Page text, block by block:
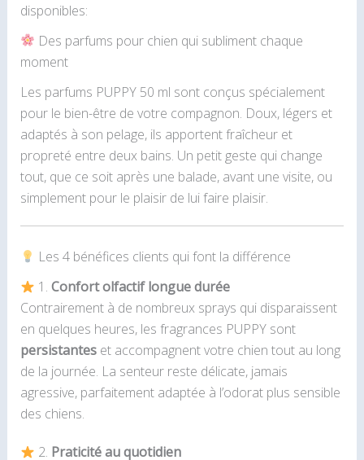
disponibles:
Des parfums pour chien qui subliment chaque
moment
Les parfums PUPPY 50 ml sont conçus spécialement
pour le bien-être de votre compagnon. Doux, légers et
adaptés à son pelage, ils apportent fraîcheur et
propreté entre deux bains. Un petit geste qui change
tout, que ce soit après une balade, avant une visite, ou
simplement pour le plaisir de lui faire plaisir.
Les 4 bénéfices clients qui font la différence
1. Confort olfactif longue durée
Contrairement à de nombreux sprays qui disparaissent
en quelques heures, les fragrances PUPPY sont
persistanteset accompagnent votre chien tout au long
de la journée. La senteur reste délicate, jamais
agressive, parfaitement adaptée à l’odorat plus sensible
des chiens.
2. Praticité au quotidien